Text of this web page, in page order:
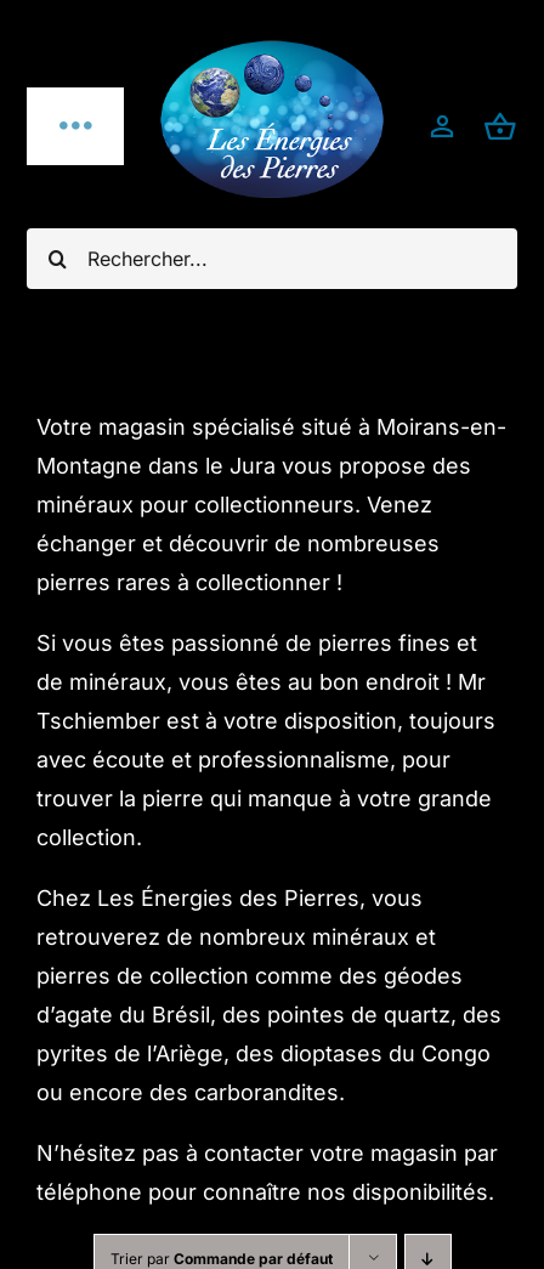
contenu
Rechercher:
Toggle
Navigation
Pierres fines
Bijoux pierres & argent 925
Contact
Votre magasin spécialisé situé à Moirans-en-
Montagne dans le Jura vous propose des
minéraux pour collectionneurs. Venez
échanger et découvrir de nombreuses
pierres rares à collectionner !
Si vous êtes passionné de pierres fines et
de minéraux, vous êtes au bon endroit ! Mr
Tschiember est à votre disposition, toujours
avec écoute et professionnalisme, pour
trouver la pierre qui manque à votre grande
collection.
Chez Les Énergies des Pierres, vous
retrouverez de nombreux minéraux et
pierres de collection comme des géodes
d’agate du Brésil, des pointes de quartz, des
pyrites de l’Ariège, des dioptases du Congo
ou encore des carborandites.
N’hésitez pas à contacter votre magasin par
téléphone pour connaître nos disponibilités.
Trier par Commande par défaut